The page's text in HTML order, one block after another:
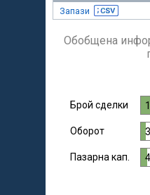
Запази
Обобщена
Брой сделки
Оборот
Пазарна кап.